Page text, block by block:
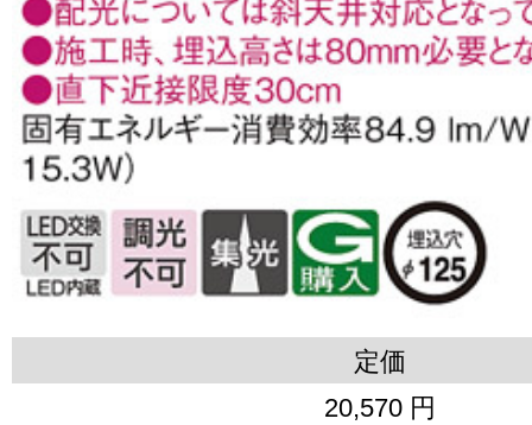
定価
20,570 円